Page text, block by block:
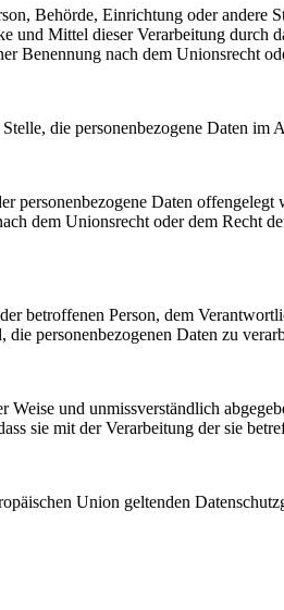
Behörde, Einrichtung oder andere
Mittel dieser Verarbeitung durch
Benennung nach dem Unionsrecht
die personenbezogene Daten im
Daten
dem Unionsrecht oder dem Recht
betroffenen Person, dem
personenbezogenen Daten zu
und unmissverständlich
sie mit der Verarbeitung der sie
Union geltenden